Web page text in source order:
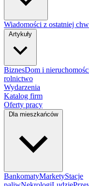
Wiadomości z ostatniej
Artykuły
BiznesDom i
rolnictwo
Wydarzenia
Katalog firm
Oferty pracy
Dla mieszkańców
BankomatyMarketyStacje